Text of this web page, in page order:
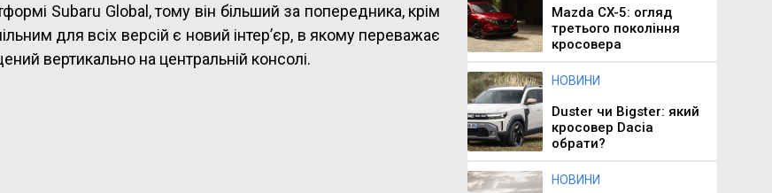
Subaru Global, тому він більший за попередника, крім
для всіх версій є новий інтер’єр, в якому переважає
вертикально на центральній консолі.
Mazda CX-5: огляд
третього покоління
кросовера
НОВИНИ
Duster чи Bigster: який
кросовер Dacia
обрати?
НОВИНИ